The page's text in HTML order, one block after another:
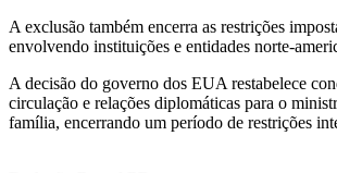
A exclusão também encerra as restrições
envolvendo instituições e entidades norte-
A decisão do governo dos EUA restabelece
circulação e relações diplomáticas para o
família, encerrando um período de restrições